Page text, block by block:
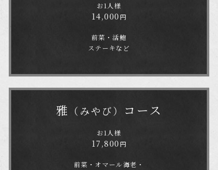
お1人様
14,000 円
前菜・活鮑
ステーキなど
雅 （みやび） コース
お1人様
17,800 円
前菜・オマール海老・